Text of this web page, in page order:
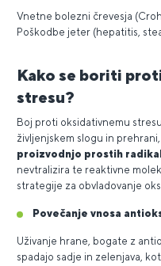
Vnetne bolezni črevesja
Poškodbe jeter (hepatitis,
Kako se boriti
stresu?
Boj proti oksidativnemu
življenjskem slogu in
proizvodnjo prostih
nevtralizira te reaktivne
strategije za obvladovanje
Povečanje vnosa
Uživanje hrane, bogate z
spadajo sadje in zelenjava,